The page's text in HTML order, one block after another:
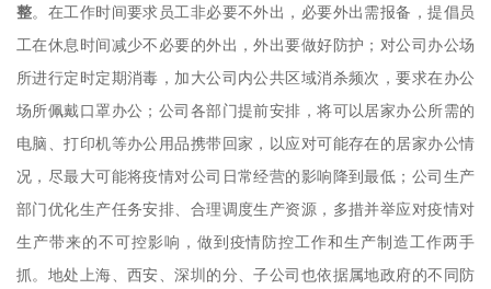
整。在工作时间要求员工非必要不外出，必要外出需报备，提倡员
工在休息时间减少不必要的外出，外出要做好防护；对公司办公场
所进行定时定期消毒，加大公司内公共区域消杀频次，要求在办公
场所佩戴口罩办公；公司各部门提前安排，将可以居家办公所需的
电脑、打印机等办公用品携带回家，以应对可能存在的居家办公情
况，尽最大可能将疫情对公司日常经营的影响降到最低；公司生产
部门优化生产任务安排、合理调度生产资源，多措并举应对疫情对
生产带来的不可控影响，做到疫情防控工作和生产制造工作两手
抓。地处上海、西安、深圳的分、子公司也依据属地政府的不同防